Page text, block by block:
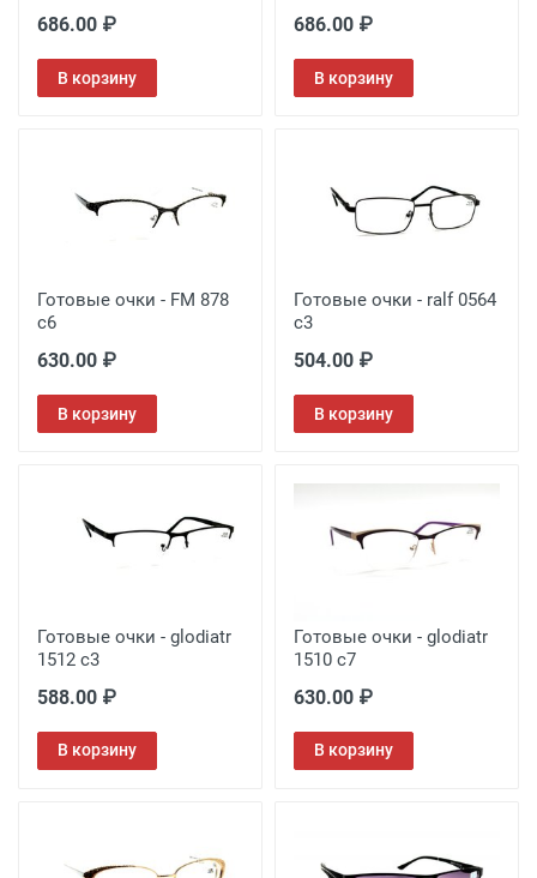
686.00 ₽
В корзину
686.00 ₽
В корзину
Готовые очки - FM 878
c6
630.00 ₽
В корзину
Готовые очки - ralf 0564
c3
504.00 ₽
В корзину
Готовые очки - glodiatr
1512 c3
588.00 ₽
В корзину
Готовые очки - glodiatr
1510 c7
630.00 ₽
В корзину